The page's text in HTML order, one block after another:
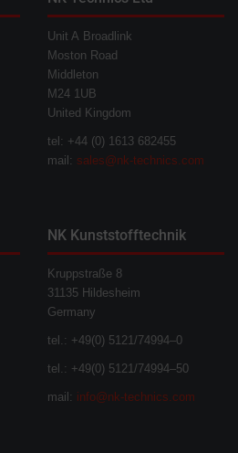
Unit A Broadlink
Moston Road
Middleton
M24 1UB
United Kingdom
tel: +44 (0) 1613 682455
mail: sales@nk-technics.com
NK Kunststofftechnik
Kruppstraße 8
31135 Hildesheim
Germany
tel.: +49(0) 5121/74994–0
tel.: +49(0) 5121/74994–50
mail: info@nk-technics.com